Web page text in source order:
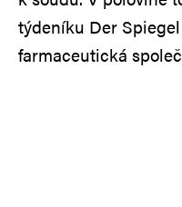
týdeníku Der
farmaceutická